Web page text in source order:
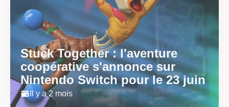
Stuck Together : l'aventure
coopérative s'annonce sur
Nintendo Switch pour le 23 juin
Il y a 2 mois